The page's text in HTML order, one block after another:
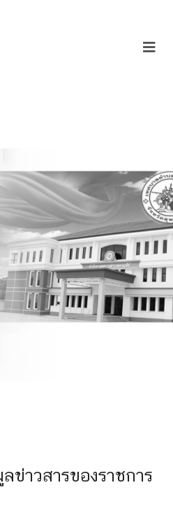
ข้อมูลข่่าวสาร
พ.ศ.2540
ข่่าวสารของราชการ